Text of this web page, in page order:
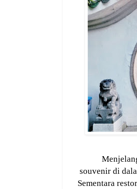
souvenir di
Sementara